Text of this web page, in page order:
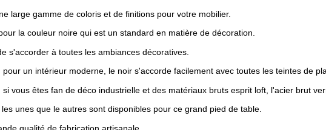
large gamme de coloris et de finitions pour votre mobilier.
la couleur noire qui est un standard en matière de décoration.
s'accorder à toutes les ambiances décoratives.
un intérieur moderne, le noir s'accorde facilement avec toutes les teintes de
vous êtes fan de déco industrielle et des matériaux bruts esprit loft, l'acier brut
unes que le autres sont disponibles pour ce grand pied de table.
qualité de fabrication artisanale.